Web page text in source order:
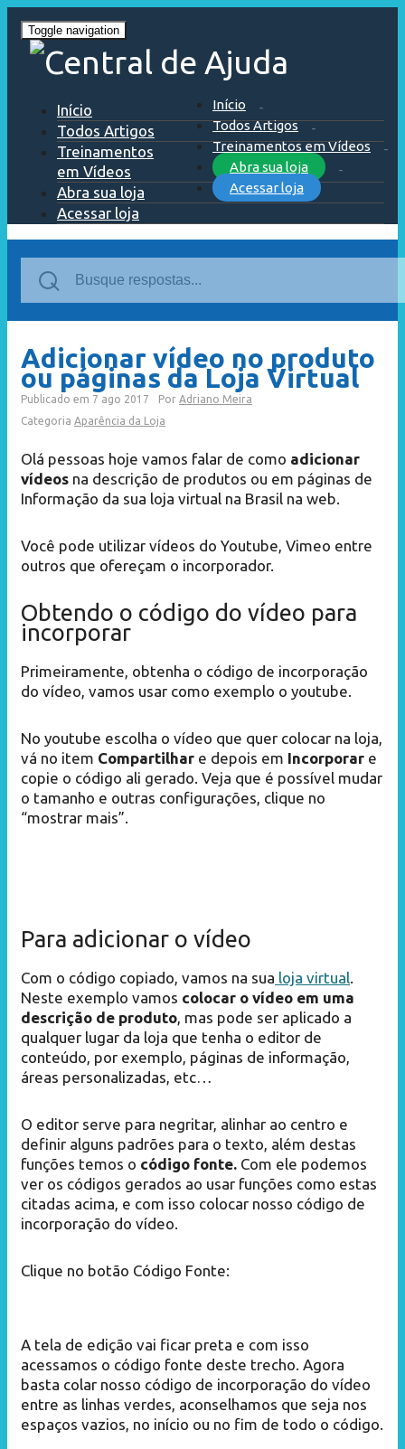
Toggle navigation
Início
Todos Artigos
Treinamentos em Vídeos
Abra sua loja
Acessar loja
Início
Todos Artigos
Treinamentos
em Vídeos
Abra sua loja
Acessar loja
Adicionar vídeo no produto
ou páginas da Loja Virtual
Publicado em 7 ago 2017 Por Adriano Meira
Categoria Aparência da Loja
Olá pessoas hoje vamos falar de como adicionar
vídeos na descrição de produtos ou em páginas de
Informação da sua loja virtual na Brasil na web.
Você pode utilizar vídeos do Youtube, Vimeo entre
outros que ofereçam o incorporador.
Obtendo o código do vídeo para
incorporar
Primeiramente, obtenha o código de incorporação
do vídeo, vamos usar como exemplo o youtube.
No youtube escolha o vídeo que quer colocar na loja,
vá no item Compartilhar e depois em Incorporar e
copie o código ali gerado. Veja que é possível mudar
o tamanho e outras configurações, clique no
“mostrar mais”.
Para adicionar o vídeo
Com o código copiado, vamos na sua loja virtual.
Neste exemplo vamos colocar o vídeo em uma
descrição de produto, mas pode ser aplicado a
qualquer lugar da loja que tenha o editor de
conteúdo, por exemplo, páginas de informação,
áreas personalizadas, etc…
O editor serve para negritar, alinhar ao centro e
definir alguns padrões para o texto, além destas
funções temos o código fonte. Com ele podemos
ver os códigos gerados ao usar funções como estas
citadas acima, e com isso colocar nosso código de
incorporação do vídeo.
Clique no botão Código Fonte:
A tela de edição vai ficar preta e com isso
acessamos o código fonte deste trecho. Agora
basta colar nosso código de incorporação do vídeo
entre as linhas verdes, aconselhamos que seja nos
espaços vazios, no início ou no fim de todo o código.